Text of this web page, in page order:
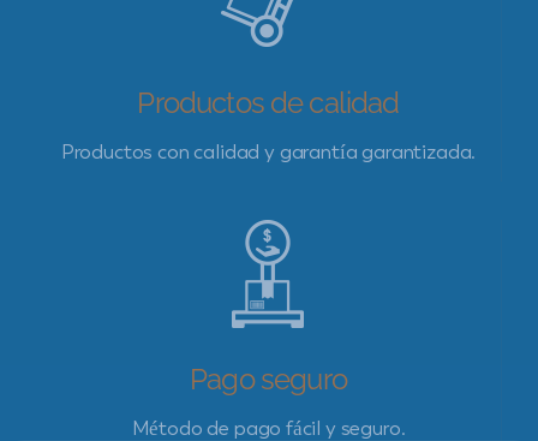
Productos de calidad
Productos con calidad y garantía garantizada.
Pago seguro
Método de pago fácil y seguro.